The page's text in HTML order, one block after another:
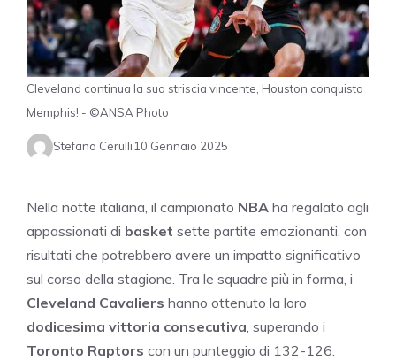
Cleveland continua la sua striscia vincente, Houston conquista
Memphis! - ©ANSA Photo
Stefano Cerulli10 Gennaio 2025
Nella notte italiana, il campionato NBA ha regalato agli
appassionati di basket sette partite emozionanti, con
risultati che potrebbero avere un impatto significativo
sul corso della stagione. Tra le squadre più in forma, i
Cleveland Cavaliers hanno ottenuto la loro
dodicesima vittoria consecutiva , superando i
Toronto Raptors con un punteggio di 132-126.